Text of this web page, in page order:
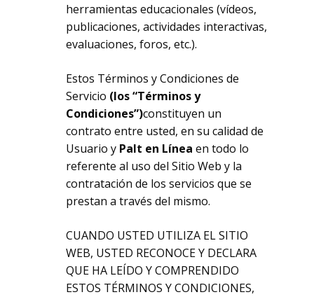
herramientas educacionales (vídeos,
publicaciones, actividades interactivas,
evaluaciones, foros, etc.).
Estos Términos y Condiciones de
Servicio (los“Términos y
Condiciones”)constituyen un
contrato entre usted, en su calidad de
Usuario y Palt en Líneaen todo lo
referente al uso del Sitio Web y la
contratación de los servicios que se
prestan a través del mismo.
CUANDO USTED UTILIZA EL SITIO
WEB, USTED RECONOCE Y DECLARA
QUE HA LEÍDO Y COMPRENDIDO
ESTOS TÉRMINOS Y CONDICIONES,